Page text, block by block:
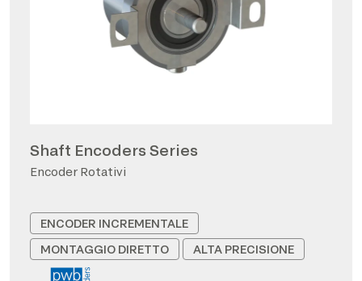
Shaft Encoders Series
Encoder Rotativi
ENCODER INCREMENTALE
MONTAGGIO DIRETTO
ALTA PRECISIONE